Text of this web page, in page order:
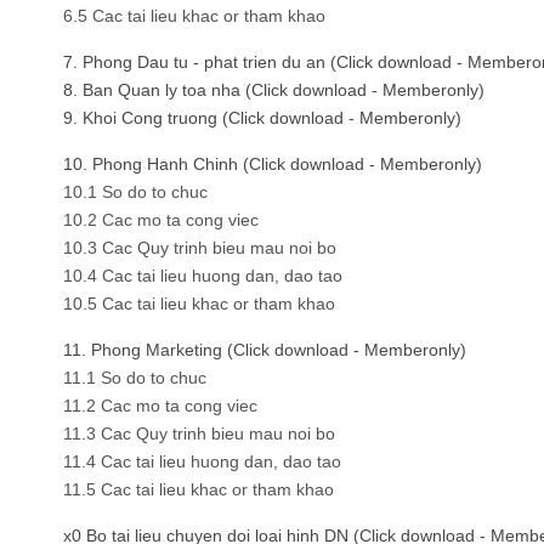
6.5 Cac tai lieu khac or tham khao
7. Phong Dau tu - phat trien du an (Click download -
8. Ban Quan ly toa nha (Click download - Memberonly)
9. Khoi Cong truong (Click download - Memberonly)
10. Phong Hanh Chinh (Click download - Memberonly)
10.1 So do to chuc
10.2 Cac mo ta cong viec
10.3 Cac Quy trinh bieu mau noi bo
10.4 Cac tai lieu huong dan, dao tao
10.5 Cac tai lieu khac or tham khao
11. Phong Marketing (Click download - Memberonly)
11.1 So do to chuc
11.2 Cac mo ta cong viec
11.3 Cac Quy trinh bieu mau noi bo
11.4 Cac tai lieu huong dan, dao tao
11.5 Cac tai lieu khac or tham khao
x0 Bo tai lieu chuyen doi loai hinh DN (Click download -